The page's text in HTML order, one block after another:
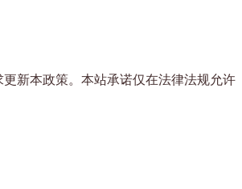
新本政策。本站承诺仅在法律法规允许